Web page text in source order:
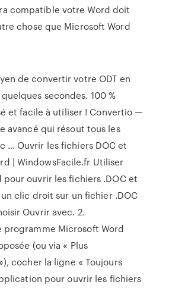
compatible votre Word doit
chose que Microsoft Word
de convertir votre ODT en
secondes. 100 %
et facile à utiliser ! Convertio —
avancé qui résout tous les
… Ouvrir les fichiers DOC et
| WindowsFacile.fr Utiliser
pour ouvrir les fichiers .DOC et
un clic droit sur un fichier .DOC
Ouvrir avec. 2.
programme Microsoft Word
(ou via « Plus
cocher la ligne « Toujours
pour ouvrir les fichiers